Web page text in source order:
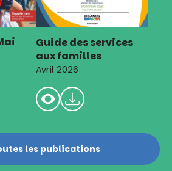
Guide des services
aux familles
Avril 2026
les publications